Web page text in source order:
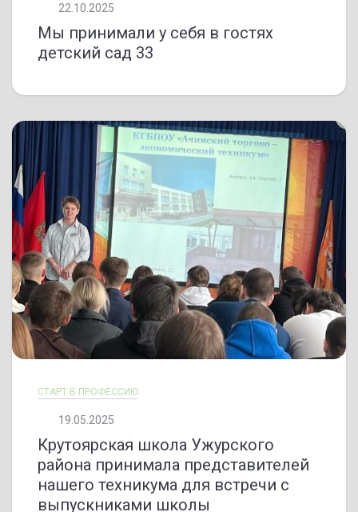
22.10.2025
Мы принимали у себя в гостях
детский сад 33
СТАРТ В ПРОФЕССИЮ
19.05.2025
Крутоярская школа Ужурского
района принимала представителей
нашего техникума для встречи с
выпускниками школы